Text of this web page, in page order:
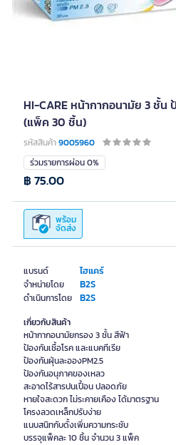
HI-CARE หน้ากากอนามัย 3 ชั้น
(แพ็ค 30 ชิ้น)
รหัสสินค้า9005960
แบรนด์ ไฮแคร์
จำหน่ายโดย B2S
ดำเนินการโดย B2S
ร่วมรายการผ่อน 0%
พร้อม
จัดส่ง
฿ 75.00
เกี่ยวกับสินค้า
หน้ากากอนามัยกรอง 3 ชั้น สีฟ้า
ป้องกันเชื้อโรค และแบคทีเรีย
ป้องกันฝุ่นละอองPM2.5
ป้องกันอนุภาคของเหลว
สะอาดไร้สารปนเปื้อน ปลอดภัย
หายใจสะดวก ไม่ระคายเคือง ได้มาตรฐาน
โครงลวดเหล็กปรับง่าย
แนบสนิทกับดั้งเพิ่มความกระชับ
บรรจุแพ็คละ 10 ชิ้น จำนวน 3 แพ็ค